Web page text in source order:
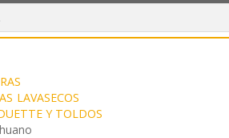
LAVASECOS
Y TOLDOS